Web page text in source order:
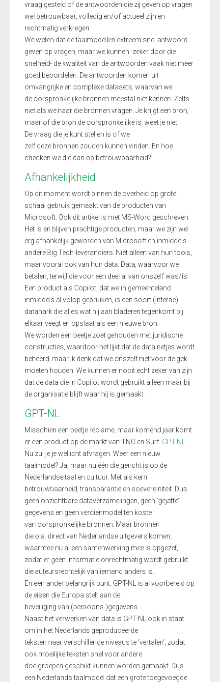
vraag gesteld of de antwoorden die zij geven op vragen
wel betrouwbaar, volledig en/of actueel zijn en
rechtmatig verkregen.
We weten dat de taalmodellen extreem snel antwoord
geven op vragen, maar we kunnen -zeker door die
snelheid- de kwaliteit van de antwoorden vaak niet meer
goed beoordelen. De antwoorden komen uit
omvangrijke en complexe datasets, waarvan we
de oorspronkelijke bronnen meestal niet kennen. Zelfs
niet als we naar die bronnen vragen. Je krijgt een bron,
maar of die bron de oorspronkelijke is, weet je niet.
De vraag die je kunt stellen is of we
zelf deze bronnen zouden kunnen vinden. En hoe
checken we die dan op betrouwbaarheid?
Afhankelijkheid
Op dit moment wordt binnen de overheid op grote
schaal gebruik gemaakt van de producten van
Microsoft. Ook dit artikel is met MS-Word geschreven.
Het is en blijven prachtige producten, maar we zijn wel
erg afhankelijk geworden van Microsoft en inmiddels
andere Big Tech-leveranciers. Niet alleen van hun tools,
maar vooral ook van hun data. Data, waarvoor we
betalen, terwijl die voor een deel al van onszelf was/is.
Een product als Copilot, dat we in gemeenteland
inmiddels al volop gebruiken, is een soort (interne)
datahark die alles wat hij aan bladeren tegenkomt bij
elkaar veegt en opslaat als een nieuwe bron.
We worden een beetje zoet gehouden met juridische
constructies, waardoor het lijkt dat de data netjes wordt
beheerd, maar ik denk dat we onszelf niet voor de gek
moeten houden. We kunnen er nooit echt zeker van zijn
dat de data die in Copilot wordt gebruikt alleen maar bij
de organisatie blijft waar hij is gemaakt.
GPT-NL
Misschien een beetje reclame, maar komend jaar komt
er een product op de markt van TNO en Surf. GPT-NL
Nu zul je je wellicht afvragen. Weer een nieuw
taalmodel? Ja, maar nu één die gericht is op de
Nederlandse taal en cultuur. Met als kern
betrouwbaarheid, transparantie en soevereiniteit. Dus
geen onzichtbare dataverzamelingen, geen ‘gejatte’
gegevens en geen verdienmodel ten koste
van oorspronkelijke bronnen. Maar bronnen
die o.a. direct van Nederlandse uitgevers komen,
waarmee nu al een samenwerking mee is opgezet,
zodat er geen informatie onrechtmatig wordt gebruikt
die auteursrechtelijk van iemand anders is.
En een ander belangrijk punt. GPT-NL is al voorbereid op
de eisen die Europa stelt aan de
beveiliging van (persoons-)gegevens.
Naast het verwerken van data is GPT-NL ook in staat
om in het Nederlands geproduceerde
teksten naar verschillende niveaus te ‘vertalen’, zodat
ook moeilijke teksten snel voor andere
doelgroepen geschikt kunnen worden gemaakt. Dus
een Nederlands taalmodel dat een grote toegevoegde